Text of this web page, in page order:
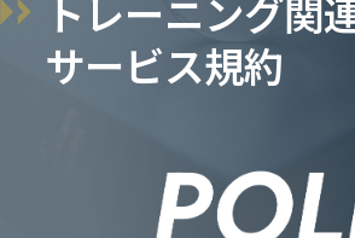
ト レーニング関
サービス規約